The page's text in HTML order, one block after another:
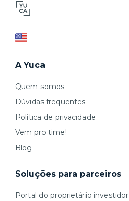
A Yuca
Quem somos
Dúvidas frequentes
Política de privacidade
Vem pro time!
Blog
Soluções para parceiros
Portal do proprietário investidor